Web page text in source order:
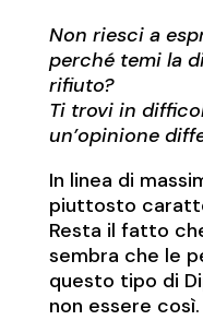
Non riesci a
perché temi la
rifiuto?
Ti trovi in
un’opinione
In linea di
piuttosto
Resta il fatto
sembra che le
questo tipo di
non essere così.